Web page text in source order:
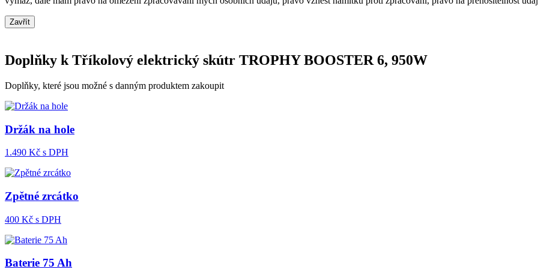
Zavřít
Doplňky k Tříkolový elektrický skútr TROPHY BOOSTER 6, 950W
Doplňky, které jsou možné s danným produktem zakoupit
Držák na hole
1.490 Kč s DPH
Zpětné zrcátko
400 Kč s DPH
Baterie 75 Ah